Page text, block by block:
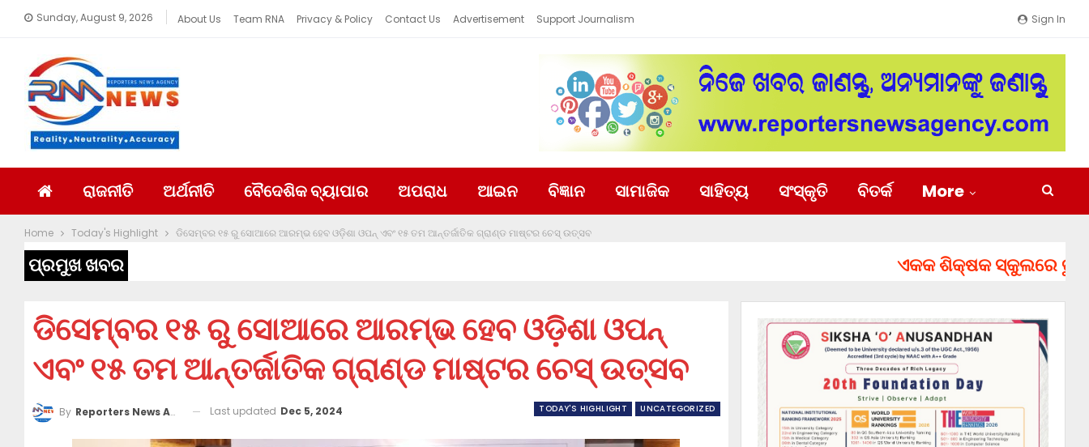
Sign In
Sunday, August 9, 2026 About Us Team RNA Privacy & Policy Contact Us Advertisement Support Journalism
ରାଜନୀତି ଅର୍ଥନୀତି ବୈଦେଶିକ ବ୍ୟାପାର ଅପରାଧ ଆଇନ ବିଜ୍ଞାନ ସାମାଜିକ ସାହିତ୍ୟ ସଂସ୍କୃତି ବିତର୍କ More
Home Today's Highlight ଡିସେମ୍ବର ୧୫ ରୁ ସୋଆରେ ଆରମ୍ଭ ହେବ ଓଡ଼ିଶା ଓପନ୍ ଏବଂ ୧୫ ତମ ଆନ୍ତର୍ଜାତିକ ଗ୍ରାଣ୍ଡ ମାଷ୍ଟର ଚେସ୍ ଉତ୍ସବ
ପ୍ରମୁଖ ଖବର ଏକକ ଶିକ୍ଷକ ସ୍କୁଲରେ ତୁରନ୍ତ
ଡିସେମ୍ବର ୧୫ ରୁ ସୋଆରେ ଆରମ୍ଭ ହେବ ଓଡ଼ିଶା ଓପନ୍
ଏବଂ ୧୫ ତମ ଆନ୍ତର୍ଜାତିକ ଗ୍ରାଣ୍ଡ ମାଷ୍ଟର ଚେସ୍ ଉତ୍ସବ
TODAY'S HIGHLIGHT UNCATEGORIZED
By Reporters News Agency Last updated Dec 5, 2024